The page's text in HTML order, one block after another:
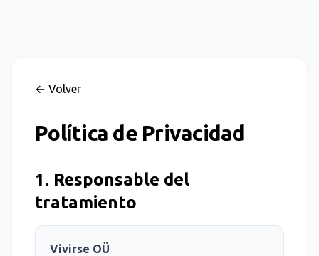
← Volver
Política de Privacidad
1. Responsable del
tratamiento
Vivirse OÜ